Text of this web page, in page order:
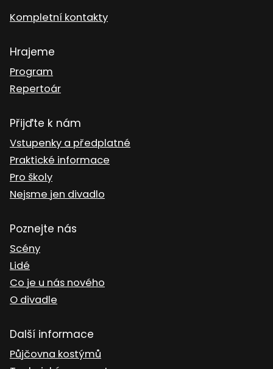
Kompletní kontakty
Hrajeme
Program
Repertoár
Přijďte k nám
Vstupenky a předplatné
Praktické informace
Pro školy
Nejsme jen divadlo
Poznejte nás
Scény
Lidé
Co je u nás nového
O divadle
Další informace
Půjčovna kostýmů